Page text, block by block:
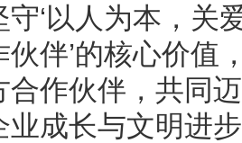
‘以人为本，关
伴’的核心价值
合作伙伴，共同
业成长与文明进